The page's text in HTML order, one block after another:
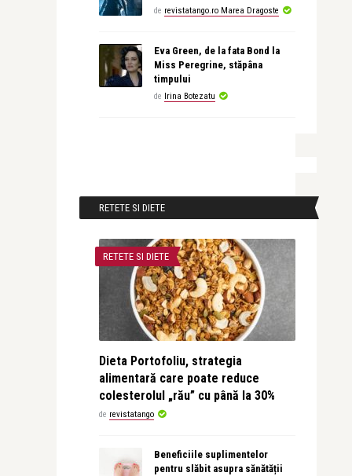
de revistatango.ro Marea Dragoste
Eva Green, de la fata Bond la
Miss Peregrine, stăpâna
timpului
de Irina Botezatu
RETETE SI DIETE
RETETE SI DIETE
Dieta Portofoliu, strategia
alimentară care poate reduce
colesterolul „rău” cu până la 30%
de revistatango
Beneficiile suplimentelor
pentru slăbit asupra sănătății